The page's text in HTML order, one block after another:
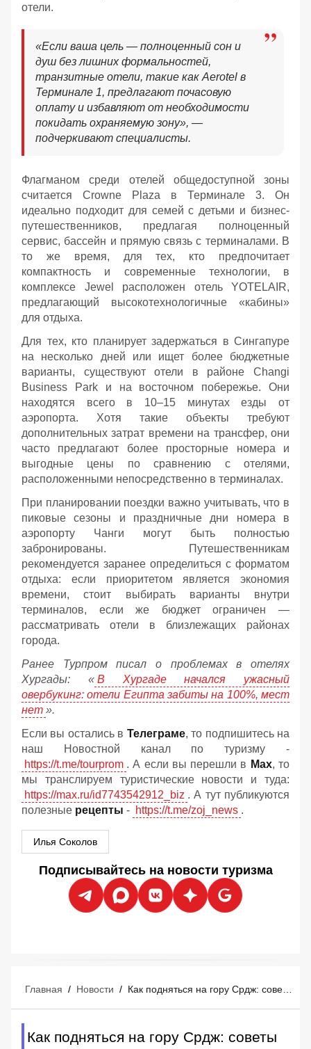
отели.
«Если ваша цель — полноценный сон и
душ без лишних формальностей,
транзитные отели, такие как Aerotel в
Терминале 1, предлагают почасовую
оплату и избавляют от необходимости
покидать охраняемую зону», —
подчеркивают специалисты.
Флагманом среди отелей общедоступной зоны
считается Crowne Plaza в Терминале 3. Он
идеально подходит для семей с детьми и бизнес-
путешественников, предлагая полноценный
сервис, бассейн и прямую связь с терминалами. В
то же время, для тех, кто предпочитает
компактность и современные технологии, в
комплексе Jewel расположен отель YOTELAIR,
предлагающий высокотехнологичные «кабины»
для отдыха.
Для тех, кто планирует задержаться в Сингапуре
на несколько дней или ищет более бюджетные
варианты, существуют отели в районе Changi
Business Park и на восточном побережье. Они
находятся всего в 10–15 минутах езды от
аэропорта. Хотя такие объекты требуют
дополнительных затрат времени на трансфер, они
часто предлагают более просторные номера и
выгодные цены по сравнению с отелями,
расположенными непосредственно в терминалах.
При планировании поездки важно учитывать, что в
пиковые сезоны и праздничные дни номера в
аэропорту Чанги могут быть полностью
забронированы. Путешественникам
рекомендуется заранее определиться с форматом
отдыха: если приоритетом является экономия
времени, стоит выбирать варианты внутри
терминалов, если же бюджет ограничен —
рассматривать отели в близлежащих районах
города.
Ранее Турпром писал о проблемах в отелях
Хургады: « В Хургаде начался ужасный
овербукинг: отели Египта забиты на 100%, мест
нет ».
Если вы остались в Телеграме, то подпишитесь на
наш Новостной канал по туризму -
https://t.me/tourprom . А если вы перешли в Мах, то
мы транслируем туристические новости и туда:
https://max.ru/id7743542912_biz . А тут публикуются
полезные рецепты - https://t.me/zoj_news .
Илья Соколов
Подписывайтесь на новости туризма
Главная / Новости /
Как подняться на гору Срдж: советы